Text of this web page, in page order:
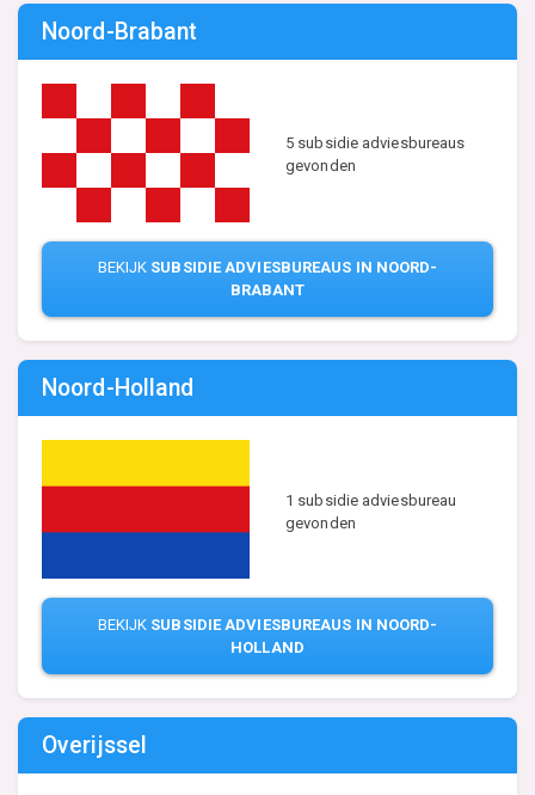
Noord-Brabant
5 subsidie adviesbureaus
gevonden
BEKIJK SUBSIDIE ADVIESBUREAUS IN NOORD-
BRABANT
Noord-Holland
1 subsidie adviesbureau
gevonden
BEKIJK SUBSIDIE ADVIESBUREAUS IN NOORD-
HOLLAND
Overijssel